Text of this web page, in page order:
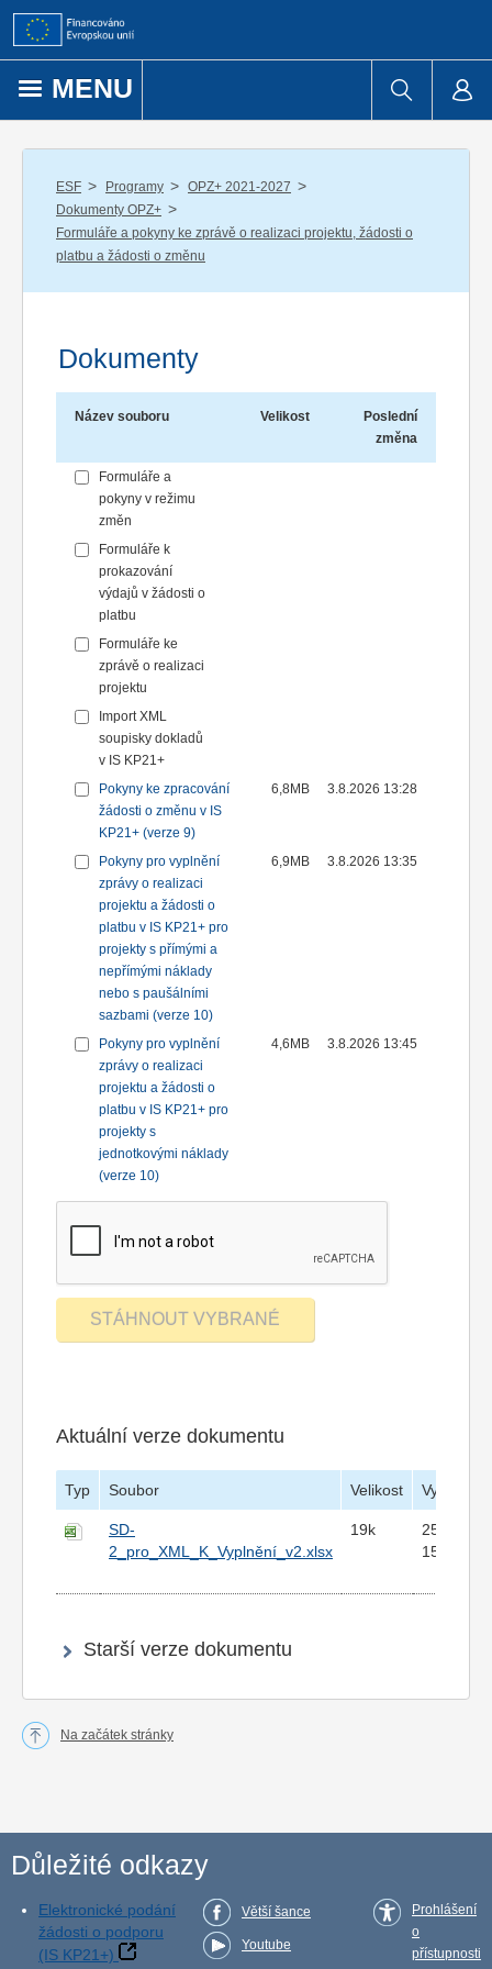
Přejít k obsahu
MENU
ESF / Programy / OPZ+ 2021-2027 /
Dokumenty OPZ+ /
Formuláře a pokyny ke zprávě o realizaci projektu, žádosti o
platbu a žádosti o změnu
Dokumenty
Název souboru Velikost
Poslední
změna
Formuláře a
pokyny v režimu
změn
Formuláře k
prokazování
výdajů v žádosti o
platbu
Formuláře ke
zprávě o realizaci
projektu
Import XML
soupisky dokladů
v IS KP21+
Pokyny ke zpracování
žádosti o změnu v IS
KP21+ (verze 9)
6,8MB 3.8.2026 13:28
Pokyny pro vyplnění
zprávy o realizaci
projektu a žádosti o
platbu v IS KP21+ pro
projekty s přímými a
nepřímými náklady
nebo s paušálními
sazbami (verze 10)
6,9MB 3.8.2026 13:35
Pokyny pro vyplnění
zprávy o realizaci
projektu a žádosti o
platbu v IS KP21+ pro
projekty s
jednotkovými náklady
(verze 10)
4,6MB 3.8.2026 13:45
Aktuální verze dokumentu
Typ Soubor Velikost Vytvořeno
SD-
2_pro_XML_K_Vyplnění_v2.xlsx
19k
25.6.2024
15:14
Starší verze dokumentu
Na začátek stránky
Důležité odkazy
Elektronické podání
žádosti o podporu
(IS KP21+)
Větší šance
Youtube
Prohlášení
o
přístupnosti